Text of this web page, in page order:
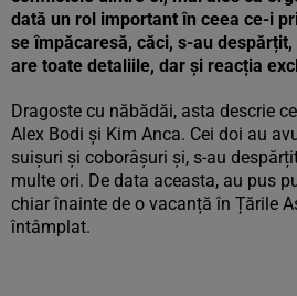
dată un rol important în ceea ce-i
se împăcaresă, căci, s-au despărțit,
are toate detaliile, dar și reacția
Dragoste cu năbădăi, asta descrie
Alex Bodi și Kim Anca. Cei doi au
suișuri și coborâșuri și, s-au
multe ori. De data aceasta, au pus
chiar înainte de o vacanță în Țările
întâmplat.